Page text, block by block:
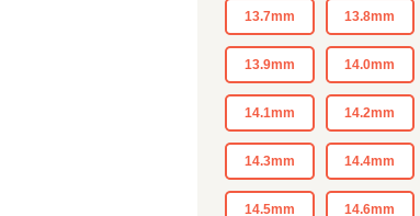
13.7mm 13.8mm
13.9mm 14.0mm
14.1mm 14.2mm
14.3mm 14.4mm
14.5mm 14.6mm